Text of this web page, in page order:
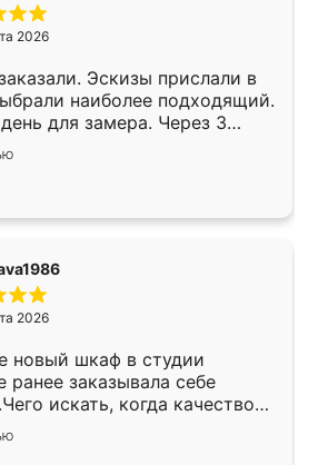
2026
Эскизы прислали в
наиболее подходящий.
для замера. Через 3
уже готова. Остались
Спасибо Ренессанс
работу!
2026
новый шкаф в студии
ранее заказывала себе
искать, когда качеством
Служит кухня уже почти
нет.